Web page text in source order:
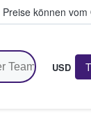
Preise können
USD